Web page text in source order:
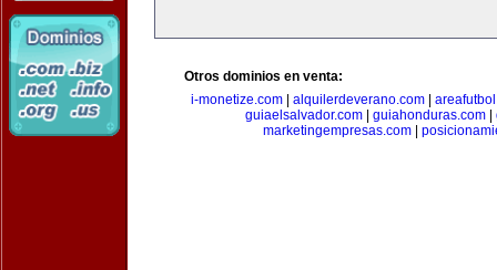
Otros dominios en venta:
i-monetize.com
alquilerdeverano.com
guiaelsalvador.com| guiahonduras.com|
marketingempresas.com